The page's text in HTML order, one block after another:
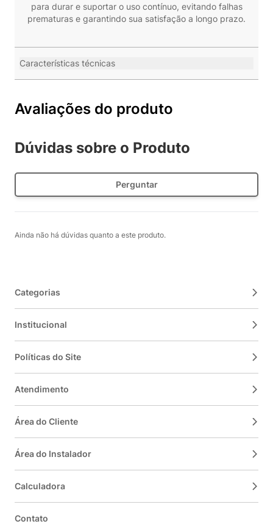
para durar e suportar o uso contínuo, evitando falhas
prematuras e garantindo sua satisfação a longo prazo.
Características técnicas
Avaliações do produto
Dúvidas sobre o Produto
Perguntar
Ainda não há dúvidas quanto a este produto.
Categorias
Institucional
Políticas do Site
Atendimento
Área do Cliente
Área do Instalador
Calculadora
Contato